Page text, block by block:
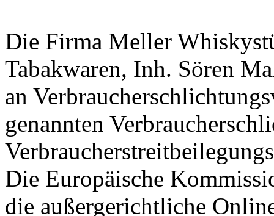
Die Firma Meller
Tabakwaren, Inh. Sören
an
genannten
Die Europäische
die außergerichtliche